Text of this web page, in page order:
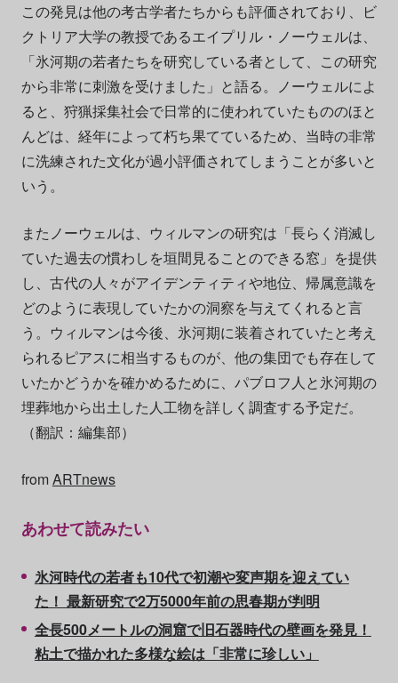
この発見は他の考古学者たちからも評価されており、ビ
クトリア大学の教授であるエイプリル・ノーウェルは、
「氷河期の若者たちを研究している者として、この研究
から非常に刺激を受けました」と語る。ノーウェルによ
ると、狩猟採集社会で日常的に使われていたもののほと
んどは、経年によって朽ち果てているため、当時の非常
に洗練された文化が過小評価されてしまうことが多いと
いう。
またノーウェルは、ウィルマンの研究は「長らく消滅し
ていた過去の慣わしを垣間見ることのできる窓」を提供
し、古代の人々がアイデンティティや地位、帰属意識を
どのように表現していたかの洞察を与えてくれると言
う。ウィルマンは今後、氷河期に装着されていたと考え
られるピアスに相当するものが、他の集団でも存在して
いたかどうかを確かめるために、パブロフ人と氷河期の
埋葬地から出土した人工物を詳しく調査する予定だ。
（翻訳：編集部）
fromARTnews
あわせて読みたい
氷河時代の若者も10代で初潮や変声期を迎えてい
た！ 最新研究で2万5000年前の思春期が判明
全長500メートルの洞窟で旧石器時代の壁画を発見！
粘土で描かれた多様な絵は「非常に珍しい」